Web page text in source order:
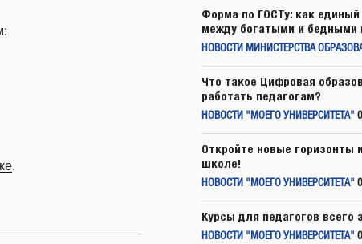
.
Форма по ГОСТу: как
между богатыми и бедными
НОВОСТИ МИНИСТЕРСТВА
Что такое Цифровая
работать педагогам?
НОВОСТИ "МОЕГО УНИВЕРСИТЕТА"
Откройте новые горизонты
школе!
НОВОСТИ "МОЕГО УНИВЕРСИТЕТА"
Курсы для педагогов всего
НОВОСТИ "МОЕГО УНИВЕРСИТЕТА"